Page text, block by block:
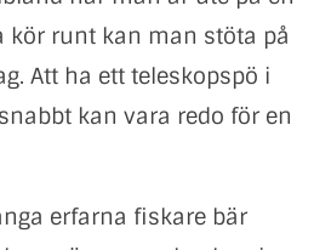
kör runt kan man stöta på
Att ha ett teleskopspö i
kan vara redo för en
erfarna fiskare bär